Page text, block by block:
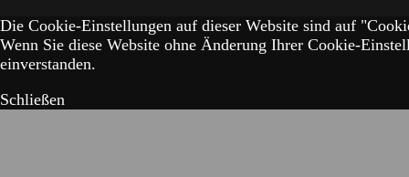
Die Cookie-Einstellungen auf dieser Website sind auf
Wenn Sie diese Website ohne Änderung Ihrer Cookie-
einverstanden.
Schließen